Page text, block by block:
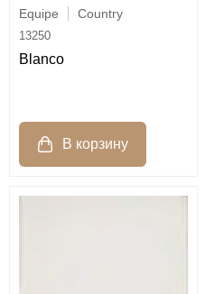
Equipe Country
13250
Blanco